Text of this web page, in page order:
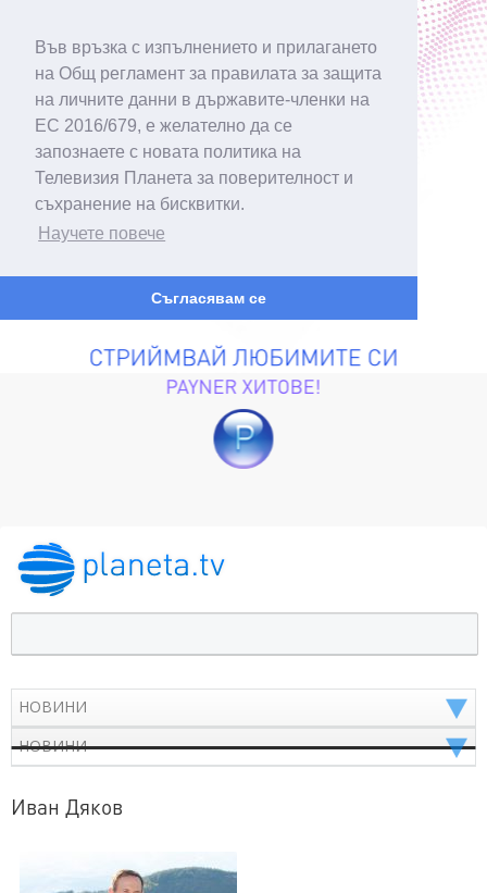
Във връзка с изпълнението и прилагането
на Общ регламент за правилата за защита
на личните данни в държавите-членки на
ЕС 2016/679, е желателно да се
запознаете с новата политика на
Телевизия Планета за поверителност и
съхранение на бисквитки.
Научете повече
Съгласявам се
Иван Дяков